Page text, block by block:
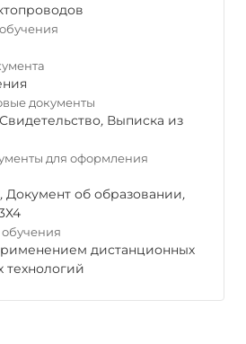
документы
Свидетельство, Выписка из
для оформления
, Документ об образовании,
дистанционных
технологий